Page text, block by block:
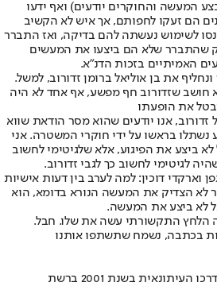
המעשה והחוקרים יודעים) ואף ידעו
הם זעקו לחפותם, אך איש לא הקשיב
לשימוש נעשתה להם בדיקה, ואז התברר
שהתברר שלא הם ביצעו את המעשים
האמיתיים בזכות הדנ"א.
את בן אוליאל ברומן זדורוב, למשל.
חושב שזדורוב חף מפשע, אף אחד לא היה
את הופעתו
זדורוב, אנו יודעים שהוא מסר הודאת שווא
נשתלו בראשו על ידי חוקרי המשטרה. אני
לא ביצע את הפיגוע, אלא שלגיטימי לחשוב
לגיטימי לחשוב כך לגבי זדורוב.
וארקדי דוכין: למה לערב בין דעות אישיות
לא הצדיק את המעשה הנורא בדומא, הוא
לא ביצע את המעשה.
הלחץ התקשורתי עשה את שלו. חבל.
בכתבה, נשמח שתשתפו אותנו
כתב אזור השרון. התחיל את דרכו העיתונאית בשנת 2001 ברשת